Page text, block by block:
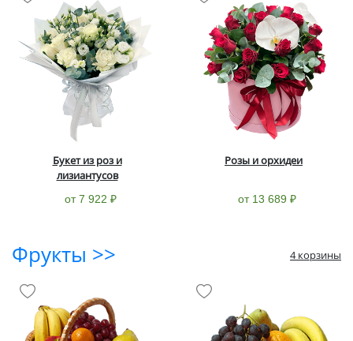
Букет из роз и
лизиантусов
от 7 922 ₽
Розы и орхидеи
от 13 689 ₽
Фрукты >> 4 корзины